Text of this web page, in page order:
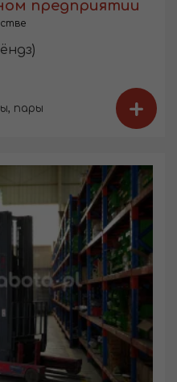
предприятии
пары +